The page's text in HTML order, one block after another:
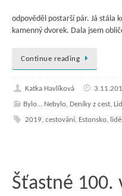
odpověděl postarší pár. Já stála
kamenný dvorek. Dala jsem
Continue reading
Katka Havlíková
Bylo... Nebylo, Deníky z cest,
2019, cestování, Estonsko, lidé
Šťastné 100.